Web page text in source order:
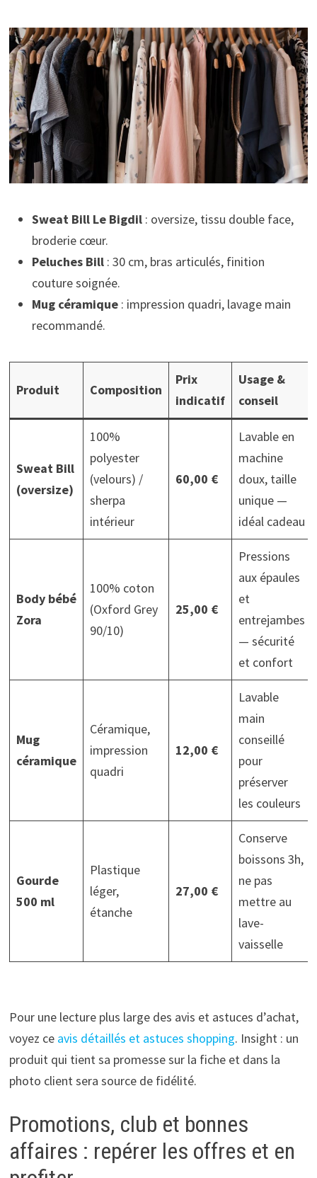
Sweat Bill Le Bigdil: oversize, tissu double face,
broderie cœur.
Peluches Bill: 30 cm, bras articulés, finition
couture soignée.
Mug céramique: impression quadri, lavage main
recommandé.
Produit Composition
Prix
indicatif
Usage &
conseil
Sweat Bill
(oversize)
100%
polyester
(velours) /
sherpa
intérieur
60,00 €
Lavable en
machine
doux, taille
unique —
idéal cadeau
Body bébé
Zora
100% coton
(Oxford Grey
90/10)
25,00 €
Pressions
aux épaules
et
entrejambes
— sécurité
et confort
Mug
céramique
Céramique,
impression
quadri
12,00 €
Lavable
main
conseillé
pour
préserver
les couleurs
Gourde
500 ml
Plastique
léger,
étanche
27,00 €
Conserve
boissons 3h,
ne pas
mettre au
lave-
vaisselle
Pour une lecture plus large des avis et astuces d’achat,
voyez ce avis détaillés et astuces shopping. Insight : un
produit qui tient sa promesse sur la fiche et dans la
photo client sera source de fidélité.
Promotions, club et bonnes
affaires : repérer les offres et en